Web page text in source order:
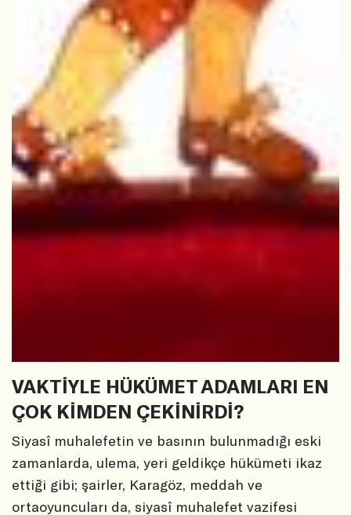
VAKTİYLE HÜKÜMET ADAMLARI EN
ÇOK KİMDEN ÇEKİNİRDİ?
Siyasî muhalefetin ve basının bulunmadığı eski
zamanlarda, ulema, yeri geldikçe hükümeti ikaz
ettiği gibi; şairler, Karagöz, meddah ve
ortaoyuncuları da, siyasî muhalefet vazifesi